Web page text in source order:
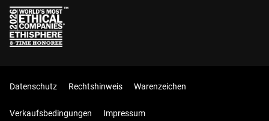
Datenschutz Rechtshinweis Warenzeichen
Verkaufsbedingungen Impressum